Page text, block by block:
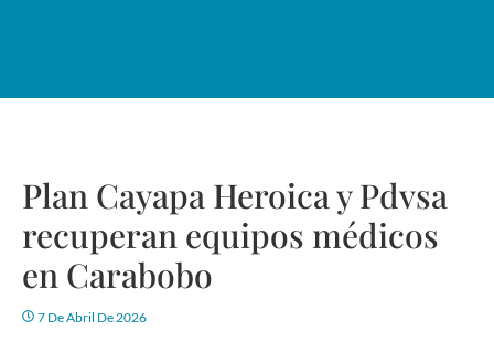
Plan Cayapa Heroica y Pdvsa
recuperan equipos médicos
en Carabobo
7 De Abril De 2026